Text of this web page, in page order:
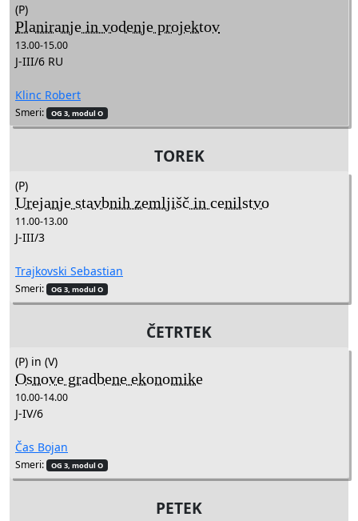
(P)
Planiranje in vodenje projektov
13.00-15.00
J-III/6 RU
Klinc Robert
Smeri: OG 3, modul O
TOREK
(P)
Urejanje stavbnih zemljišč in cenilstvo
11.00-13.00
J-III/3
Trajkovski Sebastian
Smeri: OG 3, modul O
ČETRTEK
(P) in (V)
Osnove gradbene ekonomike
10.00-14.00
J-IV/6
Čas Bojan
Smeri: OG 3, modul O
PETEK